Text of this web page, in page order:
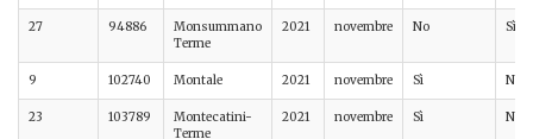
27 94886
Monsummano
Terme
2021 novembre No Sì
9 102740 Montale 2021 novembre Sì No
23 103789
Montecatini-
Terme
2021 novembre Sì No